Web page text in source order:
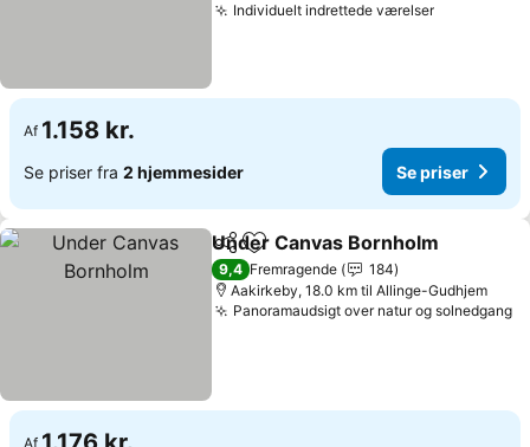
Individuelt indrettede værelserSe priser
Af 1.158 kr.
Se priser fra 2 hjemmesider Se priser
Del Føj til favoritter
Under Canvas Bornholm
9,4 Fremragende
184
Aakirkeby, 18.0 km til Allinge-Gudhjem
Panoramaudsigt over natur og solnedgang
Af